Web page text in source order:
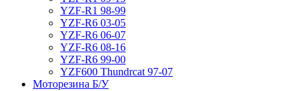
YZF-R1 98-99
YZF-R6 03-05
YZF-R6 06-07
YZF-R6 08-16
YZF-R6 99-00
YZF600 Thundrcat 97-07
Моторезина Б/У